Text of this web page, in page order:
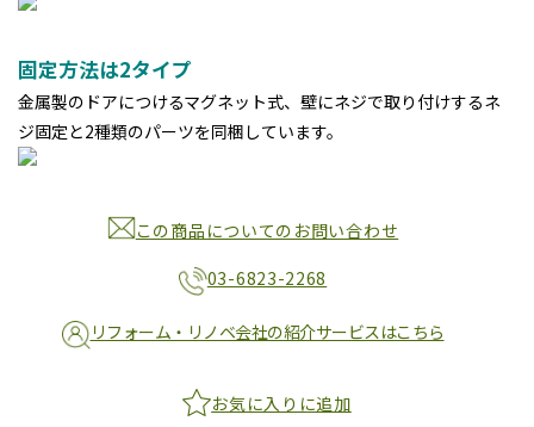
固定方法は2タイプ
金属製のドアにつけるマグネット式、壁にネジで取り付けするネ
ジ固定と2種類のパーツを同梱しています。
この商品についてのお問い合わせ
03-6823-2268
リフォーム・リノベ会社の紹介サービスはこちら
お気に入りに追加